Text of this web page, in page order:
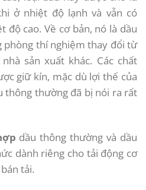
ở nhiệt độ lạnh và vẫn có
độ cao. Về cơ bản, nó là dầu
phòng thí nghiệm thay đổi từ
sản xuất khác. Các chất
giữ kín, mặc dù lợi thế của
thông thường đã bị nói ra rất
dầu thông thường và dầu
dành riêng cho tải động cơ
tải.